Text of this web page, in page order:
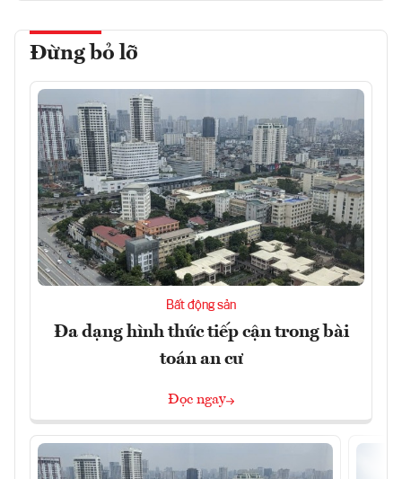
Đừng bỏ lỡ
Bất động sản
Đa dạng hình thức tiếp cận trong bài
toán an cư
Đọc ngay